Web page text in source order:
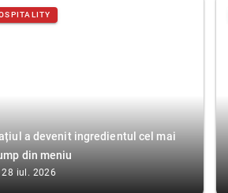
a devenit ingredientul cel mai
din meniu
28 iul. 2026